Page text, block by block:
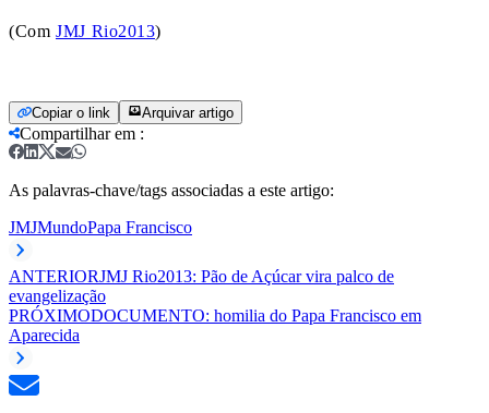
(Com JMJ Rio2013)
Copiar o link Arquivar artigo
Compartilhar em :
As palavras-chave/tags associadas a este artigo:
JMJMundoPapa Francisco
ANTERIORJMJ Rio2013: Pão de Açúcar vira palco de
evangelização
PRÓXIMODOCUMENTO: homilia do Papa Francisco em
Aparecida